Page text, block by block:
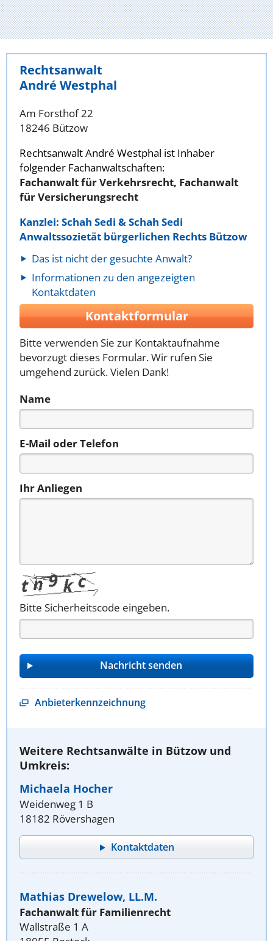
Rechtsanwalt
André Westphal
Am Forsthof 22
18246 Bützow
Rechtsanwalt André Westphal ist Inhaber
folgender Fachanwaltschaften:
Fachanwalt für Verkehrsrecht, Fachanwalt
für Versicherungsrecht
Kanzlei: Schah Sedi & Schah Sedi
Anwaltssozietät bürgerlichen Rechts Bützow
Das ist nicht der gesuchte Anwalt?
Informationen zu den angezeigten
Kontaktdaten
Kontaktformular
Bitte verwenden Sie zur Kontaktaufnahme
bevorzugt dieses Formular. Wir rufen Sie
umgehend zurück. Vielen Dank!
Name
E-Mail oder Telefon
Ihr Anliegen
Bitte Sicherheitscode eingeben.
Anbieterkennzeichnung
Weitere Rechtsanwälte in Bützow und
Umkreis:
Michaela Hocher
Weidenweg 1 B
18182 Rövershagen
Kontaktdaten
Mathias Drewelow, LL.M.
Fachanwalt für Familienrecht
Wallstraße 1 A